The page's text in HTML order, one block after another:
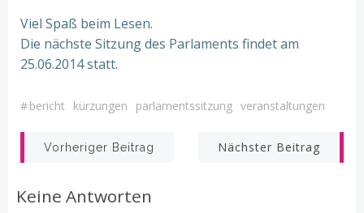
Viel Spaß beim Lesen.
Die nächste Sitzung des Parlaments findet am
25.06.2014 statt.
#bericht kürzungen parlamentssitzung veranstaltungen
Beitrags-
Navigation
Vorheriger Beitrag
Beitrags-
Nächster Beitrag
Keine Antworten